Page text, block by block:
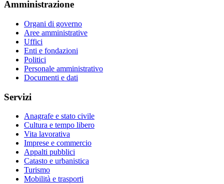
Amministrazione
Organi di governo
Aree amministrative
Uffici
Enti e fondazioni
Politici
Personale amministrativo
Documenti e dati
Servizi
Anagrafe e stato civile
Cultura e tempo libero
Vita lavorativa
Imprese e commercio
Appalti pubblici
Catasto e urbanistica
Turismo
Mobilità e trasporti